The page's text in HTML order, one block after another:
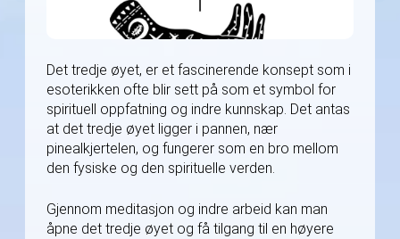
Det tredje øyet, er et fascinerende konsept som i
esoterikken ofte blir sett på som et symbol for
spirituell oppfatning og indre kunnskap. Det antas
at det tredje øyet ligger i pannen, nær
pinealkjertelen, og fungerer som en bro mellom
den fysiske og den spirituelle verden.
Gjennom meditasjon og indre arbeid kan man
åpne det tredje øyet og få tilgang til en høyere